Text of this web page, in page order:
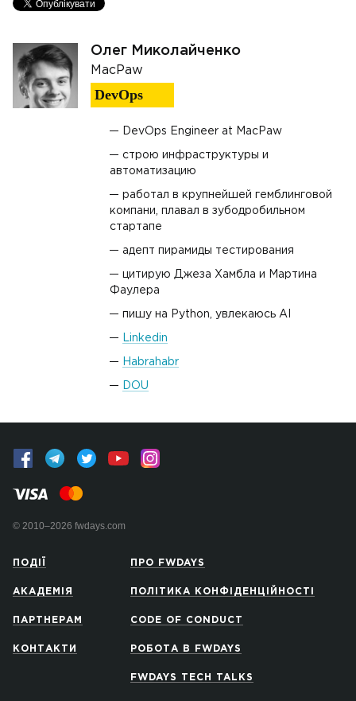
Олег Миколайченко
MacPaw
DevOps
DevOps Engineer at MacPaw
строю инфраструктуры и
автоматизацию
работал в крупнейшей гемблинговой
компани, плавал в зубодробильном
стартапе
адепт пирамиды тестирования
цитирую Джеза Хамбла и Мартина
Фаулера
пишу на Python, увлекаюсь AI
Linkedin
Habrahabr
DOU
© 2010–2026 fwdays.com
ПОДІЇ
АКАДЕМІЯ
ПАРТНЕРАМ
КОНТАКТИ
ПРО FWDAYS
ПОЛІТИКА КОНФІДЕНЦІЙНОСТІ
CODE OF CONDUCT
РОБОТА В FWDAYS
FWDAYS TECH TALKS